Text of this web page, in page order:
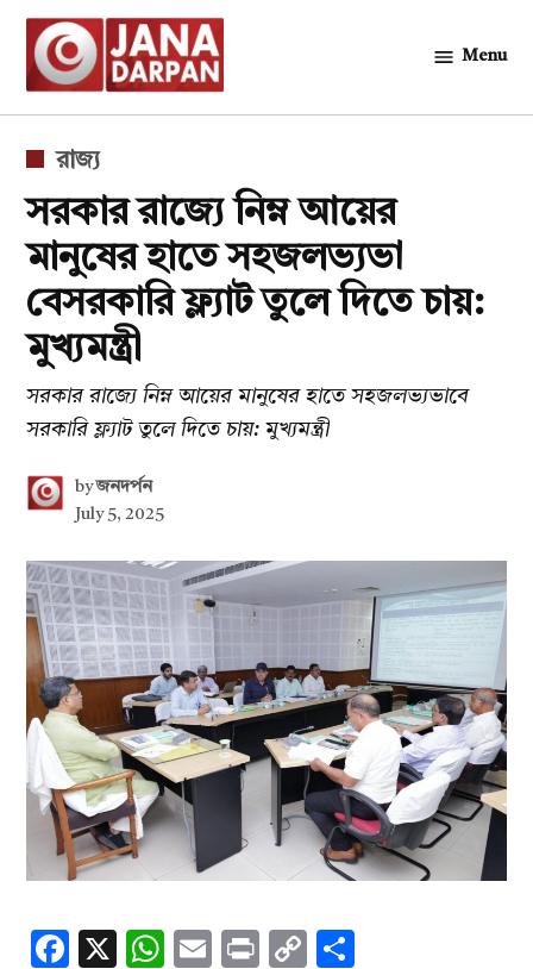
Skip
content
Menu
POSTED
রাজ্য
সরকার রাজ্যে নিম্ন আয়ের
মানুষের হাতে সহজলভ্যভা
বেসরকারি ফ্ল্যাট তুলে দিতে চায়:
মুখ্যমন্ত্রী
সরকার রাজ্যে নিম্ন আয়ের মানুষের হাতে সহজলভ্যভাবে
সরকারি ফ্ল্যাট তুলে দিতে চায়: মুখ্যমন্ত্রী
by জনদর্পন
July 5, 2025
Facebook
X WhatsApp
EmailPrintCopy